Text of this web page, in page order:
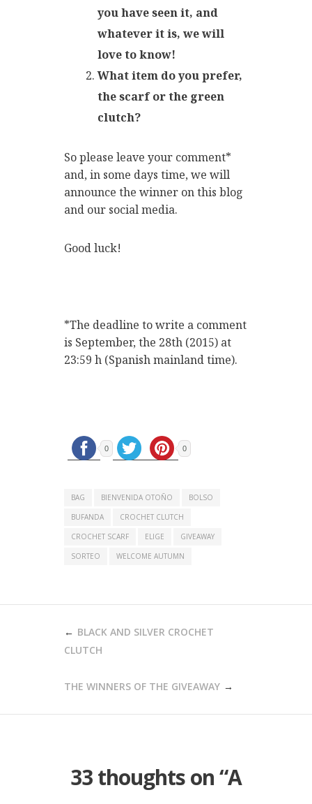
you have seen it, and
whatever it is, we will
love to know!
What item do you prefer,
the scarf or the green
clutch?
So please leave your comment*
and, in some days time, we will
announce the winner on this blog
and our social media.
Good luck!
*The deadline to write a comment
is September, the 28th (2015) at
23:59 h (Spanish mainland time).
0 0
BAG BIENVENIDA OTOÑO
BOLSO
BUFANDA
CROCHET CLUTCH
CROCHET SCARF
ELIGE
GIVEAWAY
SORTEO
WELCOME AUTUMN
NAVIGATION
BLACK AND SILVER CROCHET
CLUTCH
THE WINNERS OF THE GIVEAWAY
33 thoughts on “A